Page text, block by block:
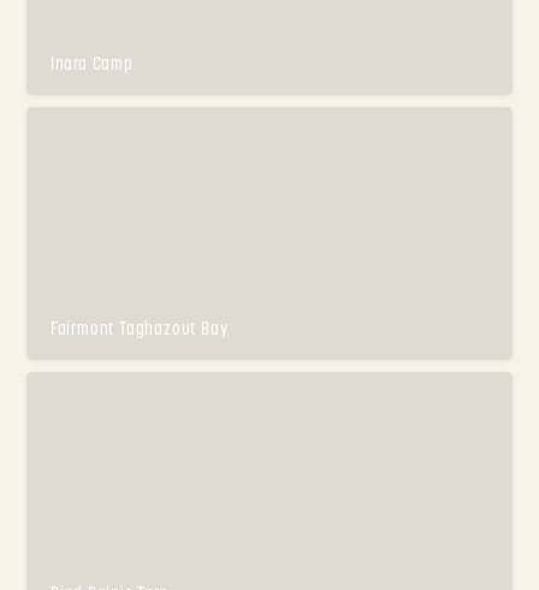
Inara Camp
Fairmont Taghazout Bay